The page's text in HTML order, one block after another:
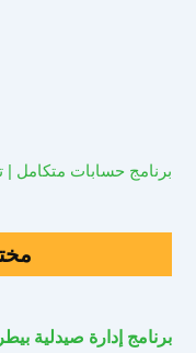
برنامج حسابات متكامل |
برنامج إدارة صيدلية